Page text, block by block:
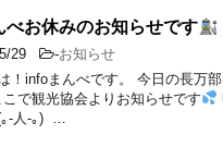
べお休みのお知らせです
29 -お知らせ
！infoまんべです。 今日の長万
こで観光協会よりお知らせです
｡-人-｡) …